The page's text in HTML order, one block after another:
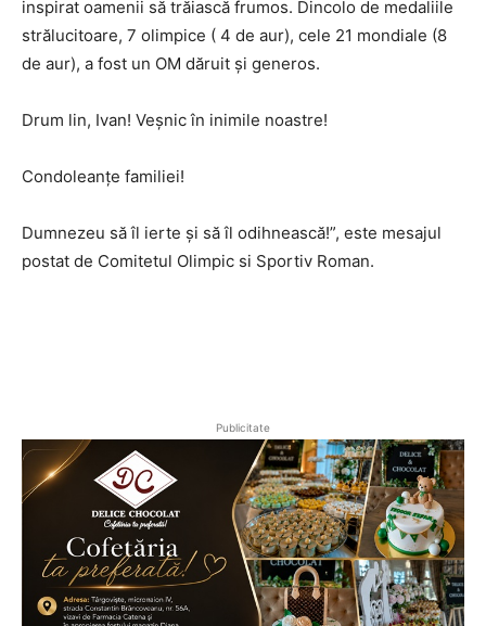
inspirat oamenii să trăiască frumos. Dincolo de medaliile
strălucitoare, 7 olimpice ( 4 de aur), cele 21 mondiale (8
de aur), a fost un OM dăruit și generos.
Drum lin, Ivan! Veșnic în inimile noastre!
Condoleanțe familiei!
Dumnezeu să îl ierte și să îl odihnească!”, este mesajul
postat de Comitetul Olimpic si Sportiv Roman.
Publicitate